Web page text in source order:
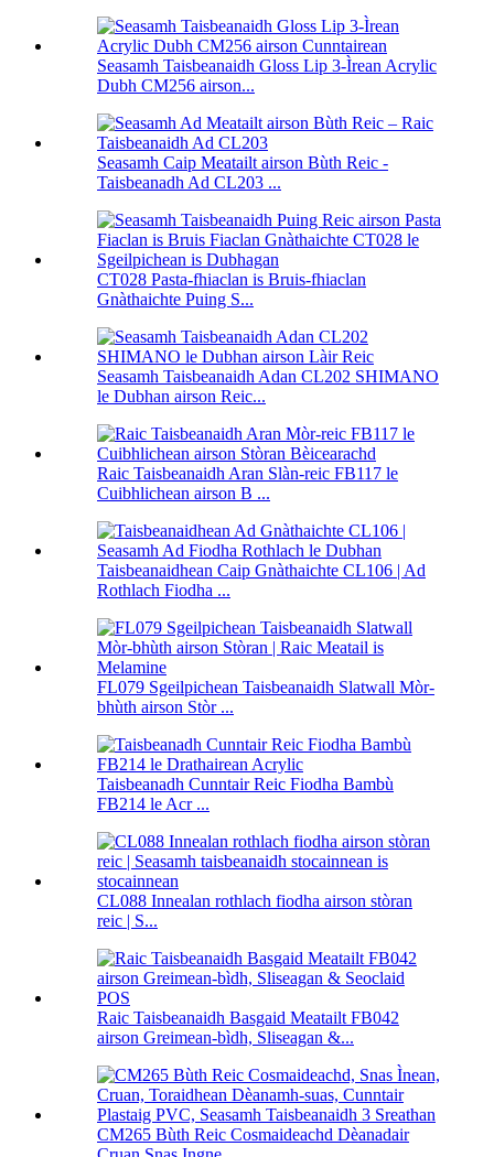
Seasamh Taisbeanaidh Gloss Lip 3-Ìrean Acrylic
Dubh CM256 airson...
Seasamh Caip Meatailt airson Bùth Reic -
Taisbeanadh Ad CL203 ...
CT028 Pasta-fhiaclan is Bruis-fhiaclan
Gnàthaichte Puing S...
Seasamh Taisbeanaidh Adan CL202 SHIMANO
le Dubhan airson Reic...
Raic Taisbeanaidh Aran Slàn-reic FB117 le
Cuibhlichean airson B ...
Taisbeanaidhean Caip Gnàthaichte CL106 | Ad
Rothlach Fiodha ...
FL079 Sgeilpichean Taisbeanaidh Slatwall Mòr-
bhùth airson Stòr ...
Taisbeanadh Cunntair Reic Fiodha Bambù
FB214 le Acr ...
CL088 Innealan rothlach fiodha airson stòran
reic | S...
Raic Taisbeanaidh Basgaid Meatailt FB042
airson Greimean-bìdh, Sliseagan &...
CM265 Bùth Reic Cosmaideachd Dèanadair